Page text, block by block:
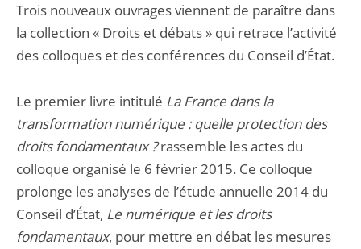
Trois nouveaux ouvrages viennent de paraître dans
la collection « Droits et débats » qui retrace l’activité
des colloques et des conférences du Conseil d’État.
Le premier livre intitulé La France dans la
transformation numérique : quelle protection des
droits fondamentaux ?rassemble les actes du
colloque organisé le 6 février 2015. Ce colloque
prolonge les analyses de l’étude annuelle 2014 du
Conseil d’État, Le numérique et les droits
fondamentaux, pour mettre en débat les mesures